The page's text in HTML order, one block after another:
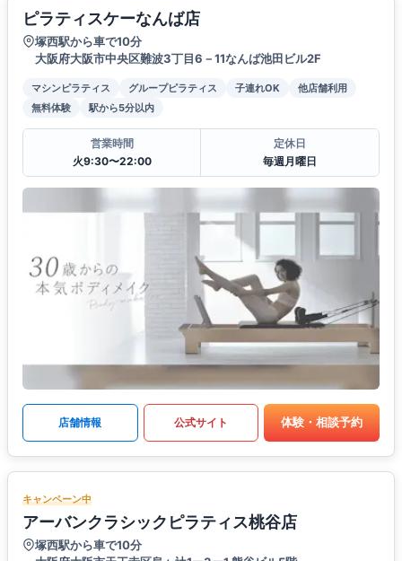
ピラティスケーなんば店
塚西駅から車で10分
大阪府大阪市中央区難波3丁目6－11なんば池田ビル2F
マシンピラティス グループピラティス 子連れOK
他店舗利用
無料体験
駅から5分以内
営業時間
火9:30〜22:00
定休日
毎週月曜日
店舗情報 公式サイト 体験・相談予約
キャンペーン中
アーバンクラシックピラティス桃谷店
塚西駅から車で10分